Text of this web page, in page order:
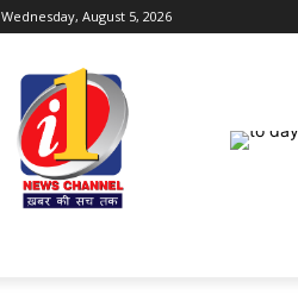
Wednesday, August 5, 2026